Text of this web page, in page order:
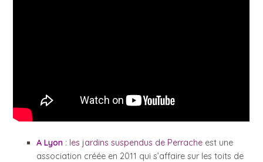
A Lyon : les jardins suspendus de Perrache est une
association créée en 2011 qui s’affaire sur les toits de